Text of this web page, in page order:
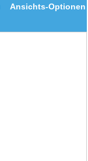
Ansichts-Optionen